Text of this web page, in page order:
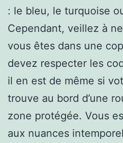
: le bleu, le turquoise
Cependant, veillez à
vous êtes dans une
devez respecter les
il en est de même si
trouve au bord d’une
zone protégée. Vous
aux nuances